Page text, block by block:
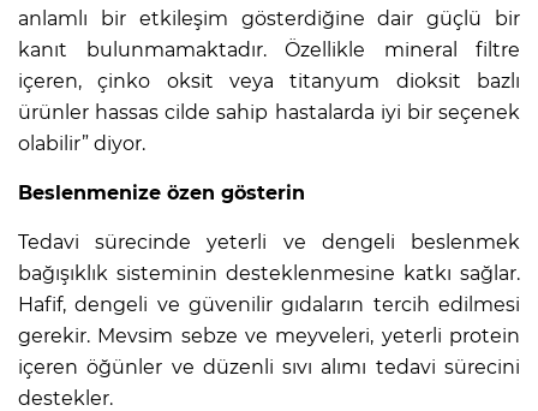
anlamlı bir etkileşim gösterdiğine dair güçlü bir
kanıt bulunmamaktadır. Özellikle mineral filtre
içeren, çinko oksit veya titanyum dioksit bazlı
ürünler hassas cilde sahip hastalarda iyi bir seçenek
olabilir” diyor.
Beslenmenize özen gösterin
Tedavi sürecinde yeterli ve dengeli beslenmek
bağışıklık sisteminin desteklenmesine katkı sağlar.
Hafif, dengeli ve güvenilir gıdaların tercih edilmesi
gerekir. Mevsim sebze ve meyveleri, yeterli protein
içeren öğünler ve düzenli sıvı alımı tedavi sürecini
destekler.